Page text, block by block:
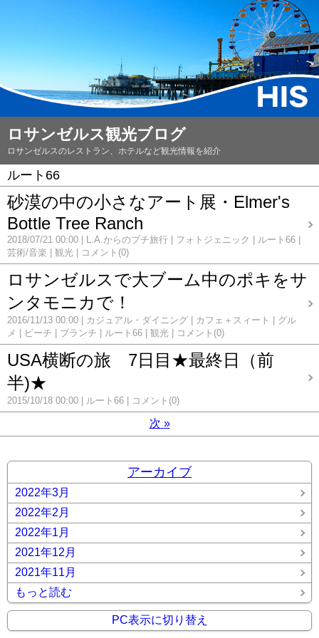
ロサンゼルス観光ブログ
ロサンゼルスのレストラン、ホテルなど観光情報を紹介
ルート66
砂漠の中の小さなアート展・Elmer's
Bottle Tree Ranch
2018/07/21 00:00 L.A.からのプチ旅行 フォトジェニック
ルート66
芸術/音楽
観光 コメント(0)
ロサンゼルスで大ブーム中のポキをサ
ンタモニカで！
2016/11/13 00:00 カジュアル・ダイニング カフェ＋スィート
グル
メ
ビーチ ブランチ ルート66 観光 コメント(0)
USA横断の旅 7日目★最終日（前
半)★
2015/10/18 00:00 ルート66 コメント(0)
次 »
アーカイブ
2022年3月
2022年2月
2022年1月
2021年12月
2021年11月
もっと読む
PC表示に切り替え